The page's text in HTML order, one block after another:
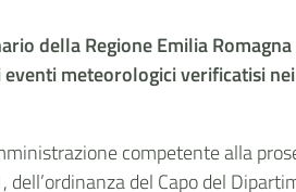
della Regione Emilia
meteorologici verificatisi
competente alla
dell’ordinanza del Capo del